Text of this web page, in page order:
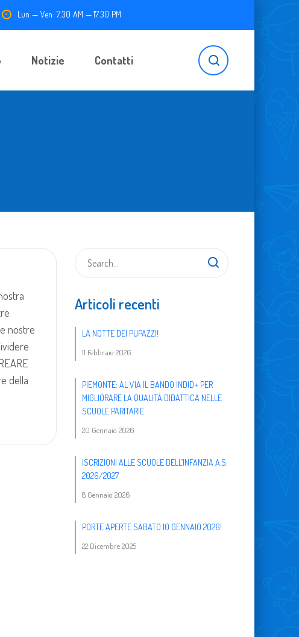
Lun — Ven: 7.30 AM — 17.30 PM
Notizie Contatti
nostre
della
Articoli recenti
LA NOTTE DEI PUPAZZI!
11 Febbraio 2026
PIEMONTE: AL VIA IL BANDO INDID+ PER
MIGLIORARE LA QUALITÀ DIDATTICA NELLE
SCUOLE PARITARIE
20 Gennaio 2026
ISCRIZIONI ALLE SCUOLE DELL’INFANZIA A.S.
2026/2027
8 Gennaio 2026
PORTE APERTE SABATO 10 GENNAIO 2026!
22 Dicembre 2025